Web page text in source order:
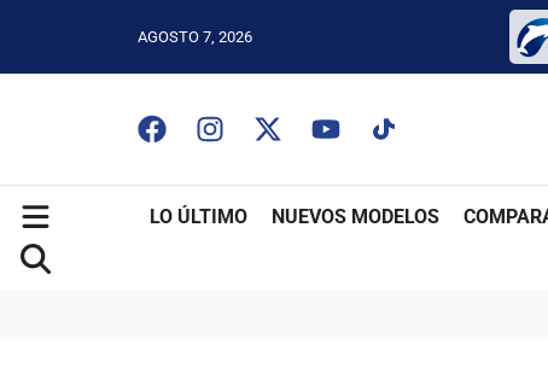
AGOSTO 7, 2026
LO ÚLTIMO NUEVOS MODELOS